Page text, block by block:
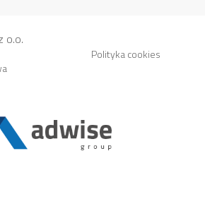
o.o.
Polityka cookies